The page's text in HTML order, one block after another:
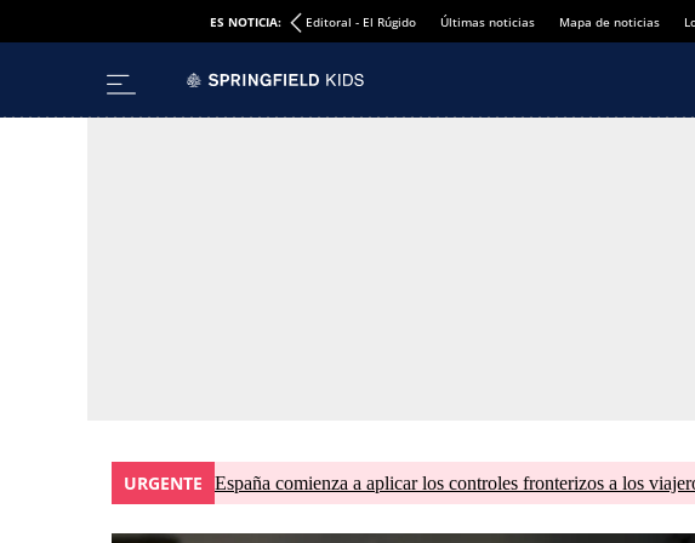
ES NOTICIA: Editoral - El Rúgido Últimas noticias Mapa de noticias
URGENTE España comienza a aplicar los controles fronterizos a los